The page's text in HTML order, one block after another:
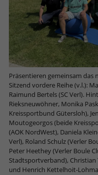
Präsentieren gemeinsam das
Sitzend vordere Reihe (v.l.):
Raimund Bertels (SC Verl).
Rieksneuwöhner, Monika
Kreissportbund Gütersloh),
Moutogeorgos (beide
(AOK NordWest), Daniela
Verl), Roland Schulz (Verler
Peter Heethey (Verler Boule
Stadtsportverband),
und Henrich Kettelhoit-
Zweck
Dieses
Cookie
eines
So kann
Zugang
gewährt.
Zweck
die
randoly
Name _gid
Anbieter Google
Laufzeit 1 Tag
Dieses
Anbieter Google
Laufzeit 6 Monate
Zweck
Das
ID, über
Ihre
wie viele
20) und
aktiviert
Externe Inhalte
Wir verwenden auf
Ihnen zusätzliche